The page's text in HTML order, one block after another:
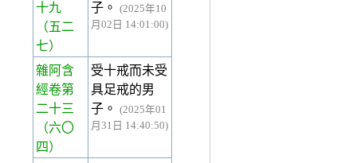
十九
（五二
七）
子。
(2025年10
月02日 14:01:00)
雜阿含
經卷第
二十三
（六〇
四）
受十戒而未受
具足戒的男
子。
(2025年01
月31日 14:40:50)